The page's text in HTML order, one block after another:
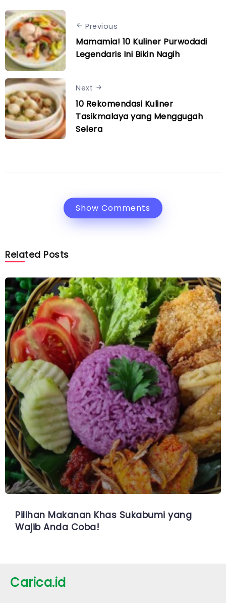
Previous
Mamamia! 10 Kuliner Purwodadi
Legendaris Ini Bikin Nagih
Next
10 Rekomendasi Kuliner
Tasikmalaya yang Menggugah
Selera
Show Comments
Related Posts
Pilihan Makanan Khas Sukabumi yang
Wajib Anda Coba!
Carica.id